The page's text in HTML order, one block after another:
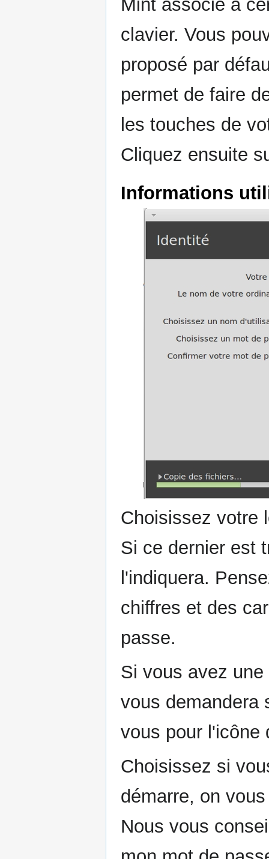
Mint associe à
clavier. Vous
proposé par
permet de faire
les touches de
Cliquez ensuite
Informations
Choisissez votre
Si ce dernier est
l'indiquera.
chiffres et des
passe.
Si vous avez
vous demandera
vous pour l'icône
Choisissez si
démarre, on
Nous vous